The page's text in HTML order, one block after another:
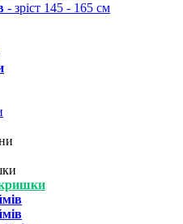
- зріст 145 - 165 см